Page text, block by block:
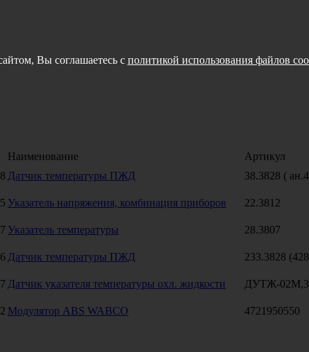
Наименование
Артикул
Датчик температуры ПЖД 38.3828 (
Указатель напряжения, комбинация приборов 22.3812
Указатель температуры 28.3807
Датчик температуры ПЖД 233.3828
Датчик указателя температуры охл. жидкости ДУТЖ-
Модулятор ABS WABCO 4721950550
Вы соглашаетесь с политикой использования файлов